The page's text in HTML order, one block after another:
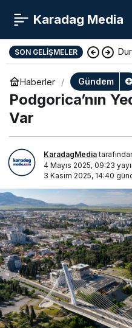
Karadag Media
SON GELIŞMELER
Haberler Gündem
Podgorica’nın
Var
KaradagMedia
4 Mayıs 2025, 09:23
3 Kasım 2025, 14:40